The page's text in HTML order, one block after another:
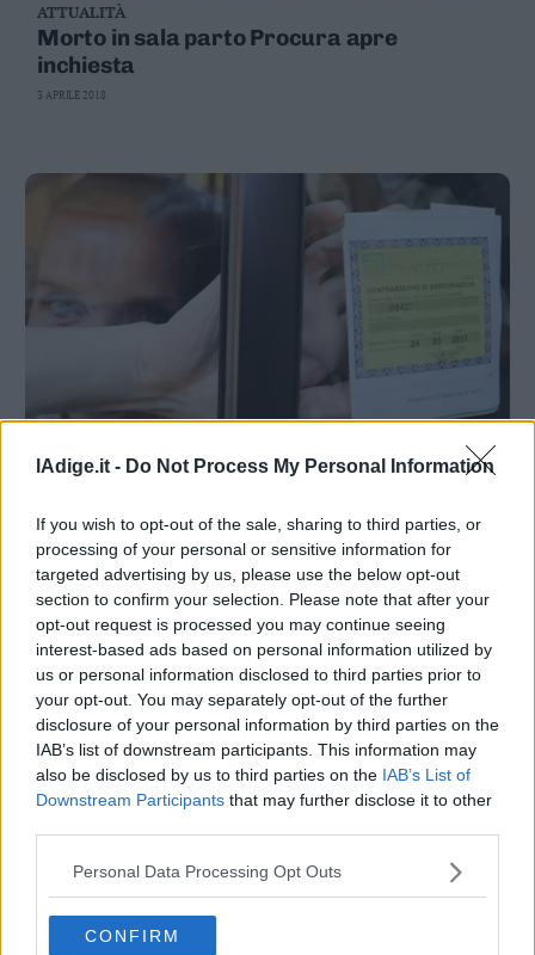
lAdige.it - Do Not Process My Personal Information
If you wish to opt-out of the sale, sharing to third parties, or
processing of your personal or sensitive information for
targeted advertising by us, please use the below opt-out
section to confirm your selection. Please note that after your
opt-out request is processed you may continue seeing
interest-based ads based on personal information utilized by
us or personal information disclosed to third parties prior to
your opt-out. You may separately opt-out of the further
disclosure of your personal information by third parties on the
IAB’s list of downstream participants. This information may
also be disclosed by us to third parties on the IAB’s List of
Downstream Participants that may further disclose it to other
Personal Data Processing Opt Outs
CONFIRM
Rotaliana
Valle
Primiero
Sole
Fiemme
Giudicarie
Rendena
Adige
Südtirol
Dolomiti
Leggi/Abbonati
Newsletter
Bazar
Casa
Radio
Dolomiti
ATTUALITÀ
Morto in sala parto Procura apre
inchiesta
3 APRILE 2018
Auto non assicurata, sequestrata Ma il
26 MARZO 2018
ATTUALITÀ
Farmacia clandestina cinese sequestrata
dalla polizia
25 MARZO 2018